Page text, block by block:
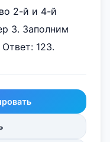
2-й и 4-й
3. Заполним
123.